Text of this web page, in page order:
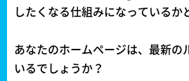
したくなる仕組みになっているか
あなたのホームページは、最新の
いるでしょうか？